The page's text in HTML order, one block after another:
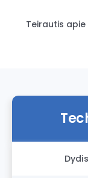
Teirautis
Dydis